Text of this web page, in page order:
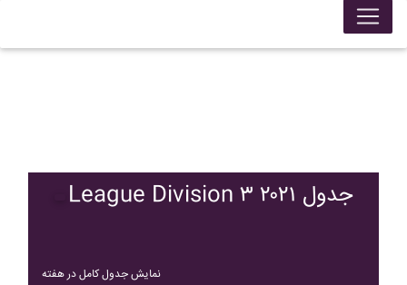
League Division ۳ ۲۰۲۱ جدول
نمایش جدول کامل در هفته